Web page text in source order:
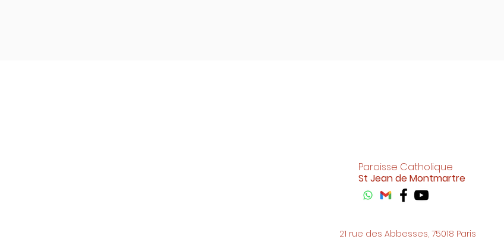
Paroisse Catholique
St Jean de Montmartre
21 rue des Abbesses, 75018 Paris